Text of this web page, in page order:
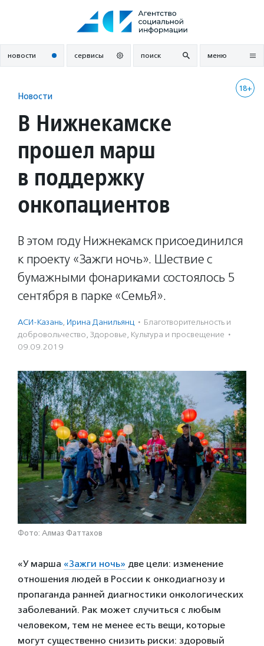
новости сервисы поиск меню
18+
Новости
В Нижнекамске
прошел марш
в поддержку
онкопациентов
В этом году Нижнекамск присоединился
к проекту «Зажги ночь». Шествие с
бумажными фонариками состоялось 5
сентября в парке «СемьЯ».
АСИ-Казань, Ирина Данильянц · Благотвори­тель­ность и
доброволь­чест­во, Здоровье, Культура и просвещение ·
09.09.2019
Фото: Алмаз Фаттахов
«У марша «Зажги ночь» две цели: изменение
отношения людей в России к онкодиагнозу и
пропаганда ранней диагностики онкологических
заболеваний. Рак может случиться с любым
человеком, тем не менее есть вещи, которые
могут существенно снизить риски: здоровый